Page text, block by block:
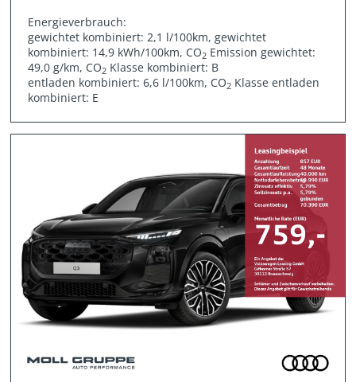
Energieverbrauch:
gewichtet kombiniert: 2,1 l/100km, gewichtet
kombiniert: 14,9 kWh/100km, CO2 Emission gewichtet:
49,0 g/km, CO2 Klasse kombiniert: B
entladen kombiniert: 6,6 l/100km, CO2 Klasse entladen
kombiniert: E